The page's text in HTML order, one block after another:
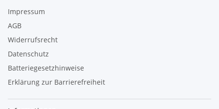
Impressum
AGB
Widerrufsrecht
Datenschutz
Batteriegesetzhinweise
Erklärung zur Barrierefreiheit